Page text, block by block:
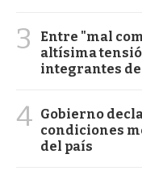
3
Entre "mal
altísima
integrantes
4 Gobierno
condiciones
del país